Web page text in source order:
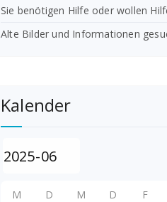
Sie benötigen Hilfe oder wollen
Alte Bilder und Informationen
Kalender
M D M D F